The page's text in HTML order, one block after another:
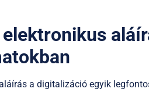
a digitalizáció egyik